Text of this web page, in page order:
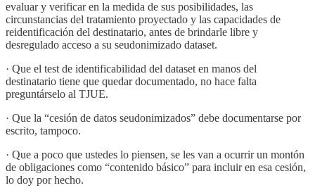
evaluar y verificar en la medida de sus posibilidades, las
circunstancias del tratamiento proyectado y las capacidades de
reidentificación del destinatario, antes de brindarle libre y
desregulado acceso a su seudonimizado dataset.
· Que el test de identificabilidad del dataset en manos del
destinatario tiene que quedar documentado, no hace falta
preguntárselo al TJUE.
· Que la “cesión de datos seudonimizados” debe documentarse por
escrito, tampoco.
· Que a poco que ustedes lo piensen, se les van a ocurrir un montón
de obligaciones como “contenido básico” para incluir en esa cesión,
lo doy por hecho.